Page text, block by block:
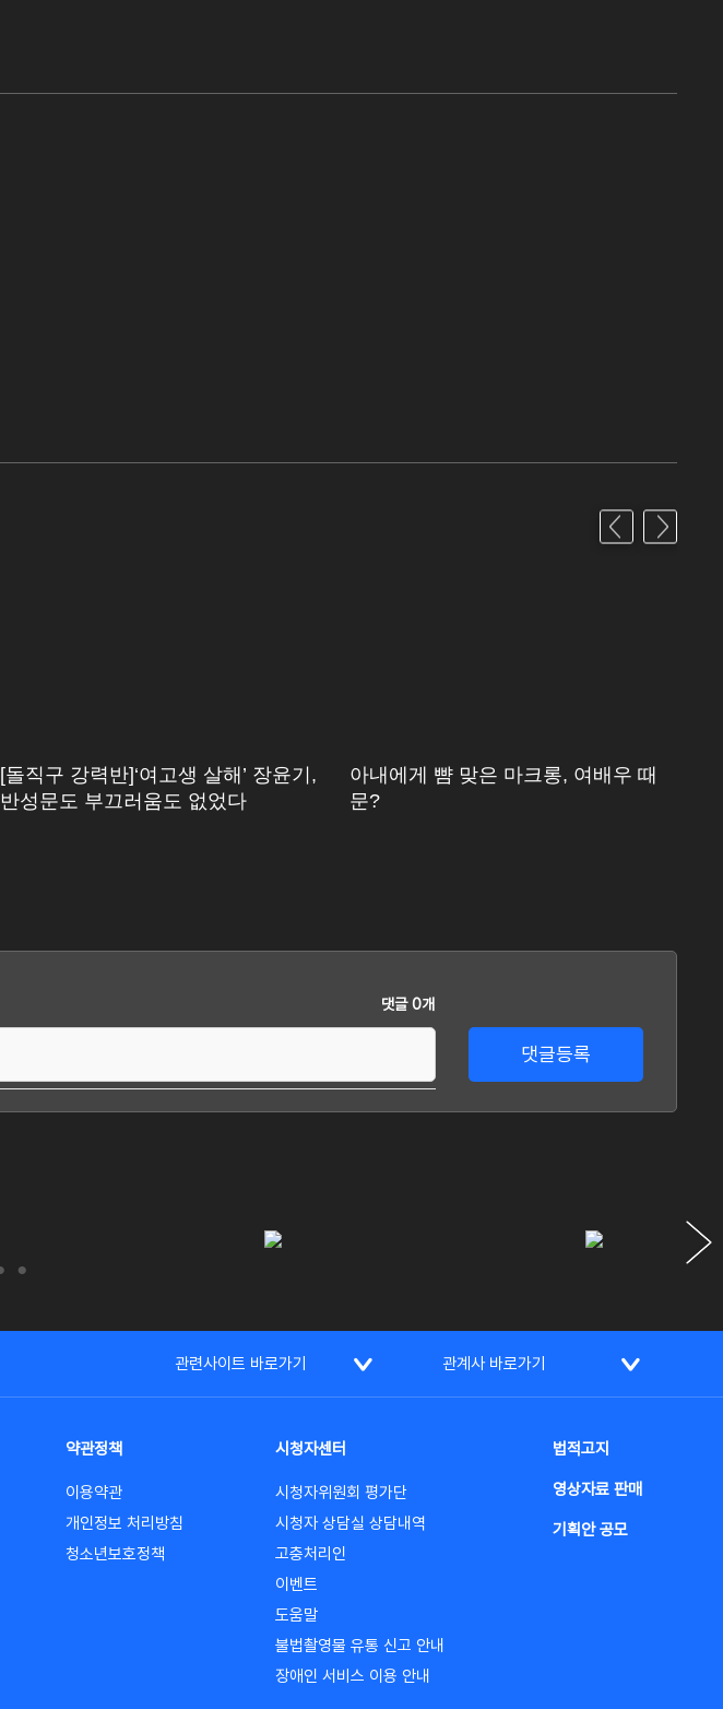
[돌직구 강력반]‘여고생 살해’ 장윤기,
반성문도 부끄러움도 없었다
아내에게 뺨 맞은 마크롱, 여배우 때
문?
댓글 0개
댓글등록
관련사이트 바로가기 관계사 바로가기
약관정책
이용약관
개인정보 처리방침
청소년보호정책
시청자센터
시청자위원회 평가단
시청자 상담실 상담내역
고충처리인
이벤트
도움말
불법촬영물 유통 신고 안내
장애인 서비스 이용 안내
법적고지
영상자료 판매
기획안 공모